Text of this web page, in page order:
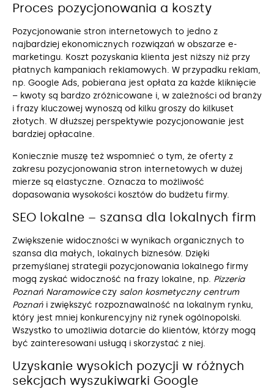
Proces pozycjonowania a koszty
Pozycjonowanie stron internetowych to jedno z
najbardziej ekonomicznych rozwiązań w obszarze e-
marketingu. Koszt pozyskania klienta jest niższy niż przy
płatnych kampaniach reklamowych. W przypadku reklam,
np. Google Ads, pobierana jest opłata za każde kliknięcie
– kwoty są bardzo zróżnicowane i, w zależności od branży
i frazy kluczowej wynoszą od kilku groszy do kilkuset
złotych. W dłuższej perspektywie pozycjonowanie jest
bardziej opłacalne.
Koniecznie muszę też wspomnieć o tym, że oferty z
zakresu pozycjonowania stron internetowych w dużej
mierze są elastyczne. Oznacza to możliwość
dopasowania wysokości kosztów do budżetu firmy.
SEO lokalne – szansa dla lokalnych firm
Zwiększenie widoczności w wynikach organicznych to
szansa dla małych, lokalnych biznesów. Dzięki
przemyślanej strategii pozycjonowania lokalnego firmy
mogą zyskać widoczność na frazy lokalne, np. Pizzeria
Poznań Naramowiceczy salon kosmetyczny centrum
Poznań i zwiększyć rozpoznawalność na lokalnym rynku,
który jest mniej konkurencyjny niż rynek ogólnopolski.
Wszystko to umożliwia dotarcie do klientów, którzy mogą
być zainteresowani usługą i skorzystać z niej.
Uzyskanie wysokich pozycji w różnych
sekcjach wyszukiwarki Google